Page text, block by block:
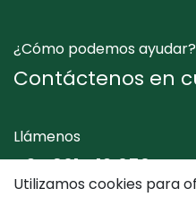
¿Cómo podemos ayudar?
Contáctenos en
Llámenos
+34 961 412 050
Utilizamos cookies para